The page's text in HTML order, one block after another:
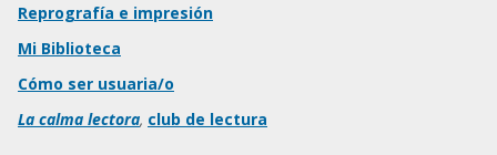
Reprografía e impresión
Mi Biblioteca
Cómo ser usuaria/o
La calma lectora, club de lectura